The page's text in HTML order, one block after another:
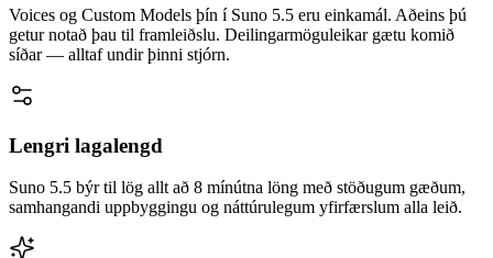
Voices og Custom Models þín í Suno 5.5 eru einkamál. Aðeins þú
getur notað þau til framleiðslu. Deilingarmöguleikar gætu komið
síðar — alltaf undir þinni stjórn.
Lengri lagalengd
Suno 5.5 býr til lög allt að 8 mínútna löng með stöðugum gæðum,
samhangandi uppbyggingu og náttúrulegum yfirfærslum alla leið.